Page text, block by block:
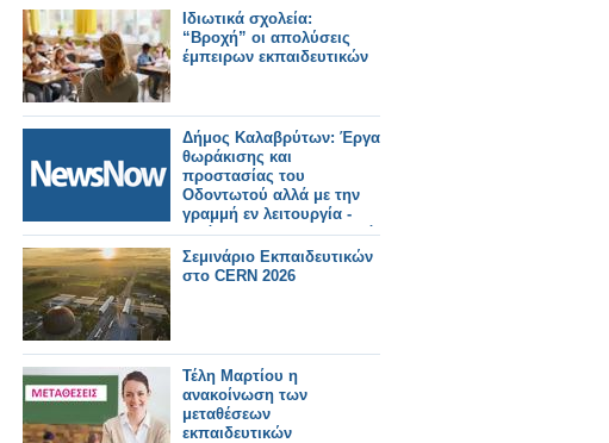
Ιδιωτικά σχολεία:
“Βροχή” οι απολύσεις
έμπειρων εκπαιδευτικών
Δήμος Καλαβρύτων: Έργα
θωράκισης και
προστασίας του
Οδοντωτού αλλά με την
γραμμή εν λειτουργία -
Υπόμνημα στον Υπουργό
Σεμινάριο Εκπαιδευτικών
στο CERN 2026
Τέλη Μαρτίου η
ανακοίνωση των
μεταθέσεων
εκπαιδευτικών